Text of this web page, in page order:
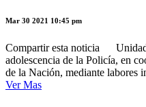
Mar 30 2021 10:45 pm
Compartir esta noticia
adolescencia de la Policía, en
de la Nación, mediante labores
Ver Mas